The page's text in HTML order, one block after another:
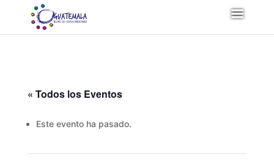
« Todos los Eventos
Este evento ha pasado.